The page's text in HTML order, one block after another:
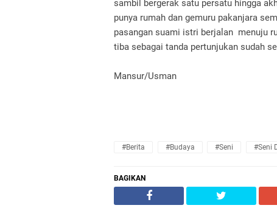
sambil bergerak satu persatu hingga
punya rumah dan gemuru pakanjara
pasangan suami istri berjalan menuju
tiba sebagai tanda pertunjukan sudah
Mansur/Usman
#Berita #Budaya #Seni #Seni
BAGIKAN